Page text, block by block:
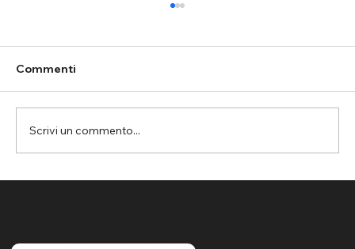
Commenti
Scrivi un commento...